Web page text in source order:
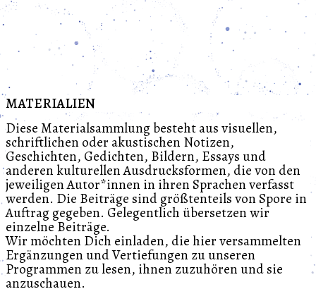
geöffnet: Dienstag – Freitag: 15 – 19 Uhr und
MATERIALIEN
Diese Materialsammlung besteht aus visuellen,
schriftlichen oder akustischen Notizen,
Geschichten, Gedichten, Bildern, Essays und
anderen kulturellen Ausdrucksformen, die von den
jeweiligen Autor*innen in ihren Sprachen verfasst
werden. Die Beiträge sind größtenteils von Spore in
Auftrag gegeben. Gelegentlich übersetzen wir
einzelne Beiträge.
Wir möchten Dich einladen, die hier versammelten
Ergänzungen und Vertiefungen zu unseren
Programmen zu lesen, ihnen zuzuhören und sie
anzuschauen.